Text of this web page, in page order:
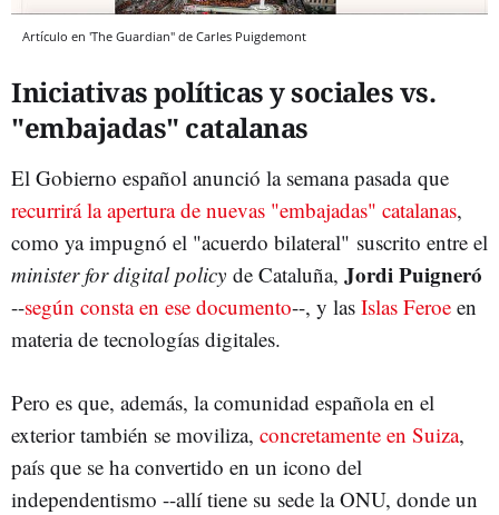
Artículo en 'The Guardian" de Carles Puigdemont
Iniciativas políticas y sociales vs.
"embajadas" catalanas
El Gobierno español anunció la semana pasada que
recurrirá la apertura de nuevas "embajadas" catalanas,
como ya impugnó el "acuerdo bilateral" suscrito entre el
minister for digital policy de Cataluña, Jordi Puigneró
--según consta en ese documento--, y las Islas Feroe en
materia de tecnologías digitales.
Pero es que, además, la comunidad española en el
exterior también se moviliza, concretamente en Suiza,
país que se ha convertido en un icono del
independentismo --allí tiene su sede la ONU, donde un